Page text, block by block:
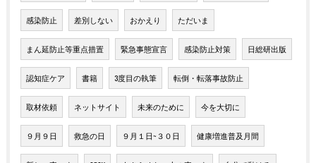
感染防止 差別しない おかえり ただいま
まん延防止等重点措置 緊急事態宣言 感染防止対策 日総研出版
認知症ケア 書籍 3度目の執筆 転倒・転落事故防止
取材依頼 ネットサイト 未来のために 今を大切に
９月９日 救急の日 ９月１日~３０日 健康増進普及月間